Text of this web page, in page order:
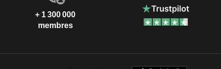
+ 1 300 000
membres